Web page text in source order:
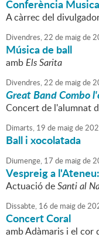
Conferència
A càrrec del
Divendres,22 de maigde
Música de ball
ambEls Sarita
Divendres,22 de maigde
Great Band Combo
Concert de l'alumnat
Dimarts, 19 de maigde
Ball i xocolatada
Diumenge, 17 de maigde
Vespreig a l'Ateneu:
Actuació deSanti al
Dissabte, 16 de maigde
Concert Coral
amb Adàmaris i el cor